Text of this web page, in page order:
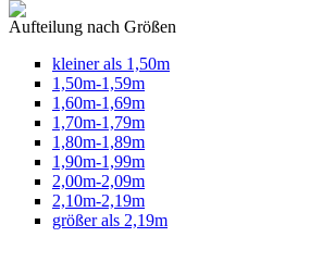
Aufteilung nach Größen
kleiner als 1,50m
1,50m-1,59m
1,60m-1,69m
1,70m-1,79m
1,80m-1,89m
1,90m-1,99m
2,00m-2,09m
2,10m-2,19m
größer als 2,19m